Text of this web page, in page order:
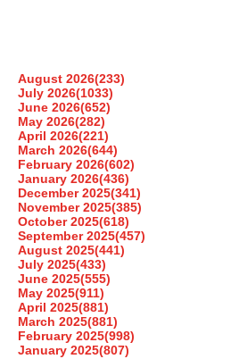
August 2026(233)
July 2026(1033)
June 2026(652)
May 2026(282)
April 2026(221)
March 2026(644)
February 2026(602)
January 2026(436)
December 2025(341)
November 2025(385)
October 2025(618)
September 2025(457)
August 2025(441)
July 2025(433)
June 2025(555)
May 2025(911)
April 2025(881)
March 2025(881)
February 2025(998)
January 2025(807)